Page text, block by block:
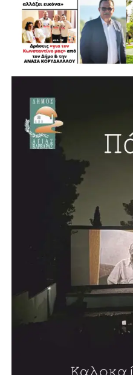
εξασφαλίζουμε»,
Ωδείο Αθηνών στο οποίο
ανακαινίστηκε και
το Περιφερειακό
352 έργα και
Ο συνολικός σχεδιασμός
Χαρδαλιάς περιλαμβάνει
συνολικού